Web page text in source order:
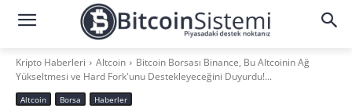
Kripto Haberleri Altcoin
Bitcoin Borsası Binance, Bu Altcoinin Ağ
Yükseltmesi ve Hard Fork'unu Destekleyeceğini Duyurdu!...
Altcoin Borsa Haberler